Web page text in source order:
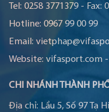
Tel: 0258 3771379 - Fax:
Hotline: 0967 99 00 99
Email:
Website: vifasport.com -
CHI NHÁNH THÀNH
Địa chỉ: Lầu 5, Số 97 Tạ